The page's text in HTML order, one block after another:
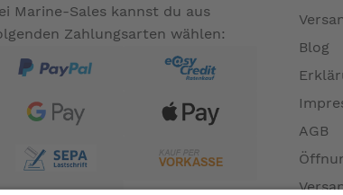
Marine-Sales kannst du aus
Zahlungsarten wählen:
Blog
AGB